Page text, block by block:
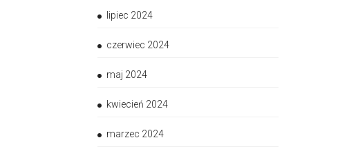
lipiec 2024
czerwiec 2024
maj 2024
kwiecień 2024
marzec 2024